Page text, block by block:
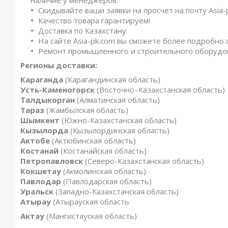
Скидывайте ваши заявки на просчет на почту Asia-
Качество товара гарантируем!
Доставка по Казахстану
На сайте Asia-pk.com вы сможете более подробно
Ремонт промышленного и строительного
Регионы доставки:
Караганда (Карагандинская область)
Усть-Каменогорск (Восточно–Казахстанская область)
Талдыкорган (Алматинская область)
Тараз (Жамбылская область)
Шымкент (Южно-Казахстанская область)
Кызылорда (Кызылординская область)
Актобе (Актюбинская область)
Костанай (Костанайская область)
Петропавловск (Северо-Казахстанская область)
Кокшетау (Акмолинская область)
Павлодар (Павлодарская область)
Уральск (Западно-Казахстанская область)
Атырау (Атырауская область
Актау (Мангистауская область)